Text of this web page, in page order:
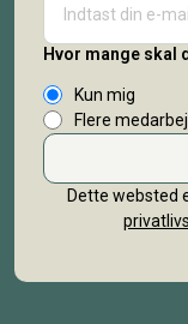
Hvor mange skal
Kun mig
Flere
Dette websted